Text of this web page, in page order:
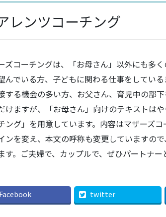
レンツコーチング
ズコーチングは、「お母さん」以外にも多
んでいる方、子どもに関わる仕事をしてい
する機会の多い方、お父さん、育児中の部
けますが、「お母さん」向けのテキストは
ング」を用意しています。内容はマザーズ
ンを変え、本文の呼称も変更していますの
す。ご夫婦で、カップルで、ぜひパートナー
Facebook twitter